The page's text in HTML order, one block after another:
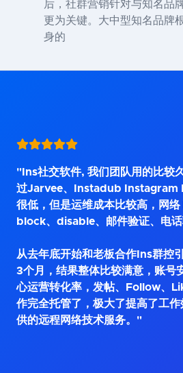
后，社群营销针对与知名品
更为关键。大中型知名品牌
身的
"Ins社交软件, 我们团队用的比较
过Jarvee、Instadub Instagram
很低，但是运维成本比较高，网
block、disable、邮件验证、电话
从去年底开始和老板合作Ins群控
3个月，结果整体比较满意，账号
心运营转化率，发帖、Follow、
作完全托管了，极大了提高了工
供的远程网络技术服务。"